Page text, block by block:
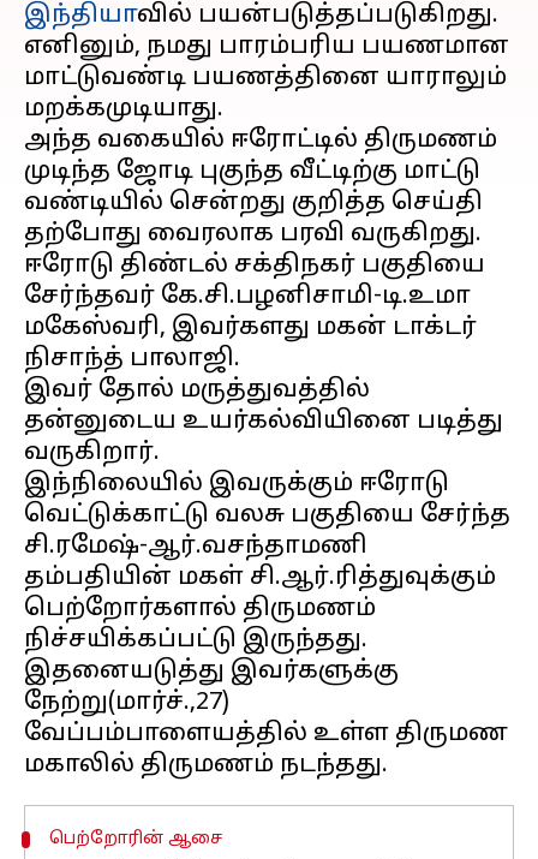
இந்தியாவில் பயன்படுத்தப்படுகிறது.
எனினும், நமது பாரம்பரிய பயணமான
மாட்டுவண்டி பயணத்தினை யாராலும்
மறக்கமுடியாது.
அந்த வகையில் ஈரோட்டில் திருமணம்
முடிந்த ஜோடி புகுந்த வீட்டிற்கு மாட்டு
வண்டியில் சென்றது குறித்த செய்தி
தற்போது வைரலாக பரவி வருகிறது.
ஈரோடு திண்டல் சக்திநகர் பகுதியை
சேர்ந்தவர் கே.சி.பழனிசாமி-டி.உமா
மகேஸ்வரி, இவர்களது மகன் டாக்டர்
நிசாந்த் பாலாஜி.
இவர் தோல் மருத்துவத்தில்
தன்னுடைய உயர்கல்வியினை படித்து
வருகிறார்.
இந்நிலையில் இவருக்கும் ஈரோடு
வெட்டுக்காட்டு வலசு பகுதியை சேர்ந்த
சி.ரமேஷ்-ஆர்.வசந்தாமணி
தம்பதியின் மகள் சி.ஆர்.ரித்துவுக்கும்
பெற்றோர்களால் திருமணம்
நிச்சயிக்கப்பட்டு இருந்தது.
இதனையடுத்து இவர்களுக்கு
நேற்று(மார்ச்.,27)
வேப்பம்பாளையத்தில் உள்ள திருமண
பெற்றோரின் ஆசை